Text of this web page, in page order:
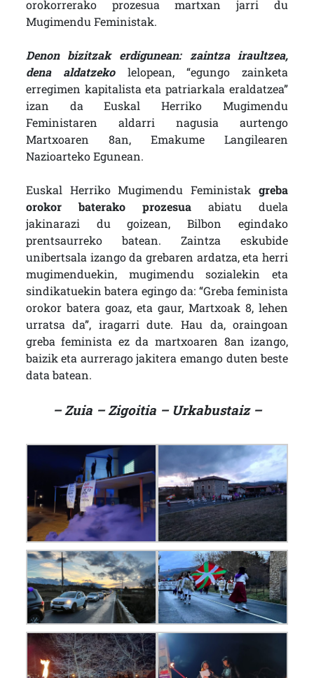
orokorrerako prozesua martxan jarri du
Mugimendu Feministak.
Denon bizitzak erdigunean: zaintza iraultzea,
dena aldatzekolelopean, “egungo zainketa
erregimen kapitalista eta patriarkala eraldatzea”
izan da Euskal Herriko Mugimendu
Feministaren aldarri nagusia aurtengo
Martxoaren 8an, Emakume Langilearen
Nazioarteko Egunean.
Euskal Herriko Mugimendu Feministakgreba
orokor baterako prozesua abiatu duela
jakinarazi du goizean, Bilbon egindako
prentsaurreko batean. Zaintza eskubide
unibertsala izango da grebaren ardatza, eta herri
mugimenduekin, mugimendu sozialekin eta
sindikatuekin batera egingo da: “Greba feminista
orokor batera goaz, eta gaur, Martxoak 8, lehen
urratsa da”, iragarri dute. Hau da, oraingoan
greba feminista ez da martxoaren 8an izango,
baizik eta aurrerago jakitera emango duten beste
data batean.
– Zuia – Zigoitia – Urkabustaiz –